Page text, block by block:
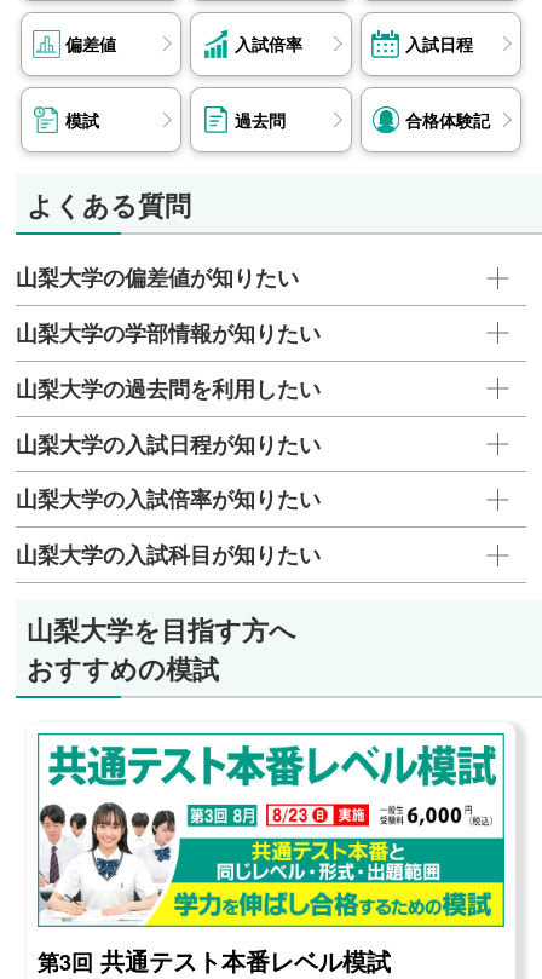
偏差値 入試倍率 入試日程
模試 過去問 合格体験記
よくある質問
山梨大学の偏差値が知りたい
山梨大学の学部情報が知りたい
山梨大学の過去問を利用したい
山梨大学の入試日程が知りたい
山梨大学の入試倍率が知りたい
山梨大学の入試科目が知りたい
山梨大学を目指す方へ
おすすめの模試
第3回 共通テスト本番レベル模試